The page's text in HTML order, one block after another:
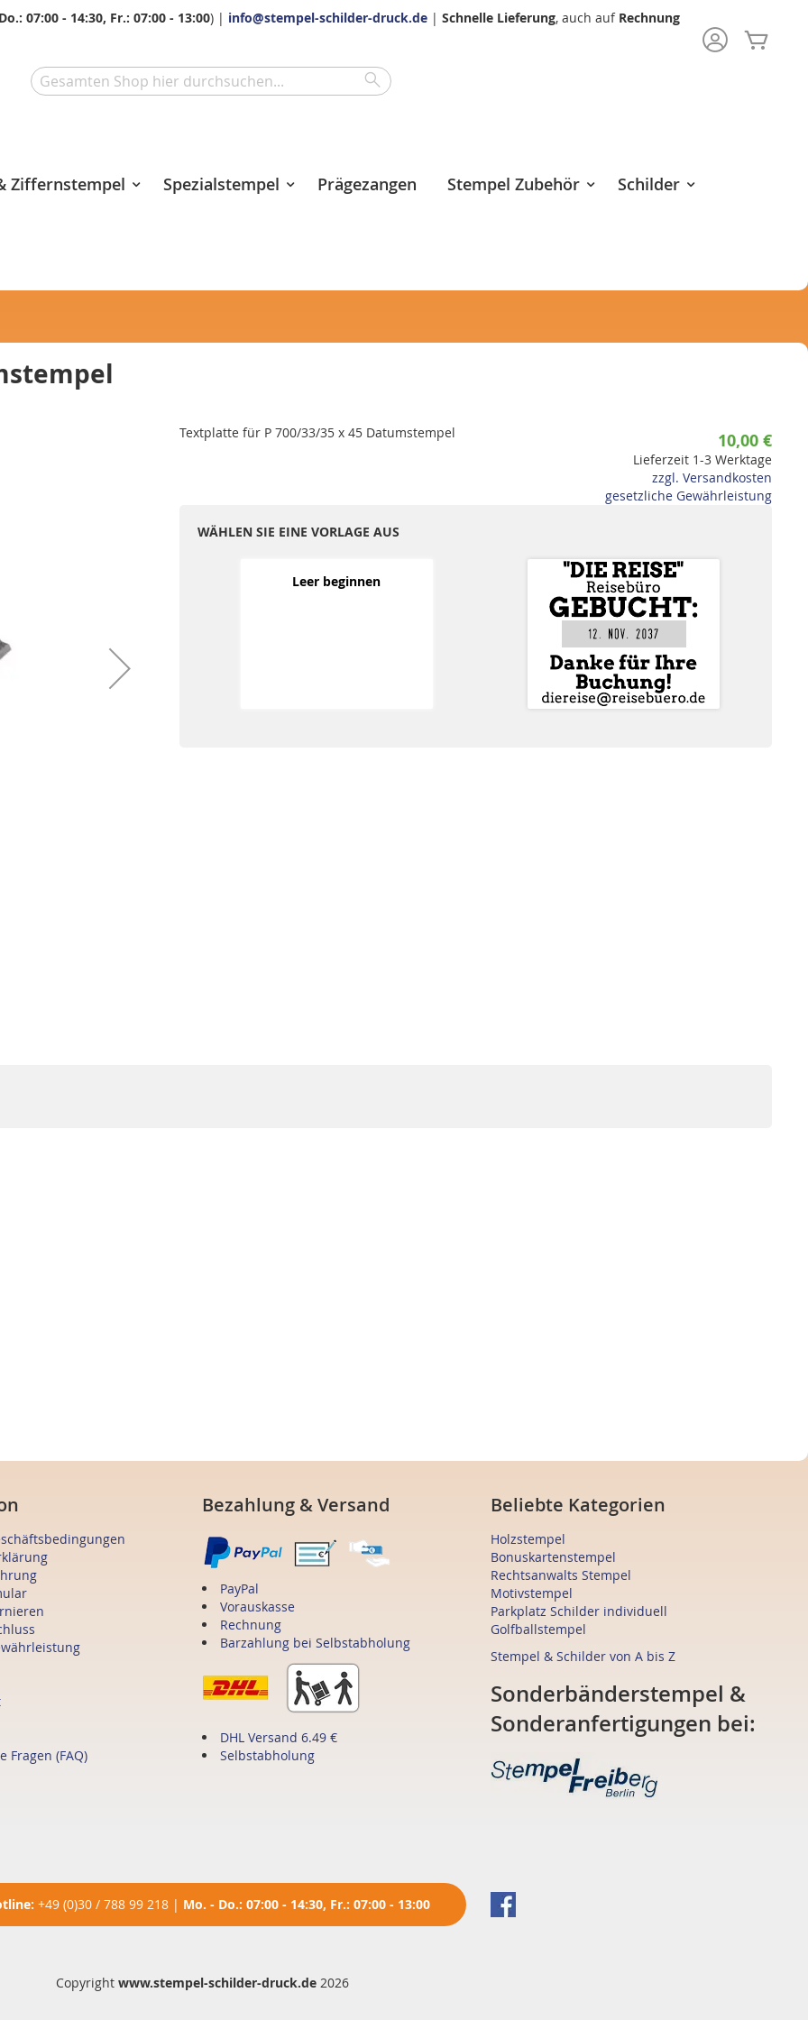
07:00 - 14:30, Fr.: 07:00 - 13:00) | info@stempel-schilder-druck.de | Schnelle Lieferung, auch auf Rechnung
Search
Ziffernstempel Spezialstempel Prägezangen Stempel Zubehör Schilder
10,00 €
Lieferzeit 1-3 Werktage
zzgl. Versandkosten
gesetzliche Gewährleistung
Textplatte für P 700/33/35 x 45 Datumstempel
WÄHLEN SIE EINE VORLAGE AUS
Leer beginnen
Fragen (FAQ)
Bezahlung & Versand
PayPal
Vorauskasse
Rechnung
Barzahlung bei Selbstabholung
DHL Versand 6.49 €
Selbstabholung
Beliebte Kategorien
Holzstempel
Bonuskartenstempel
Rechtsanwalts Stempel
Motivstempel
Parkplatz Schilder individuell
Golfballstempel
Stempel & Schilder von A bis Z
Sonderbänderstempel &
Sonderanfertigungen bei:
+49 (0)30 / 788 99 218 | Mo. - Do.: 07:00 - 14:30, Fr.: 07:00 - 13:00
Copyright www.stempel-schilder-druck.de2026